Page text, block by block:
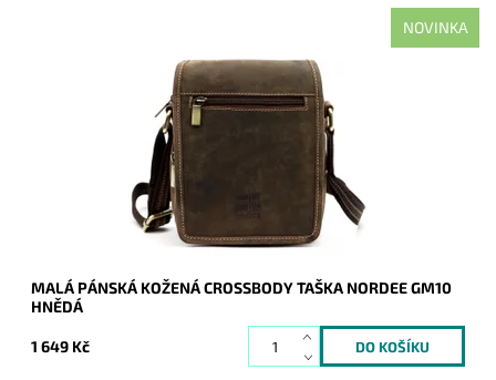
NOVINKA
Malá až středně velká hnědá pánská kožená crossbody taška
zaručuje komfort při každodenním užití.
Skladem
21173
Nordee
2 roky
MALÁ PÁNSKÁ KOŽENÁ CROSSBODY TAŠKA NORDEE GM10
HNĚDÁ
1 649 Kč